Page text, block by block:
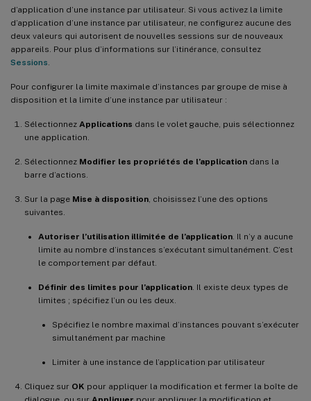
d’application d’une instance par utilisateur. Si vous activez la limite
d’application d’une instance par utilisateur, ne configurez aucune des
deux valeurs qui autorisent de nouvelles sessions sur de nouveaux
appareils. Pour plus d’informations sur l’itinérance, consultez
Sessions
Pour configurer la limite maximale d’instances par groupe de mise à
disposition et la limite d’une instance par utilisateur :
Sélectionnez Applications dans le volet gauche, puis sélectionnez
une application.
Sélectionnez Modifier les propriétés de l’application dans la
barre d’actions.
Sur la page Mise à disposition , choisissez l’une des options
suivantes.
Autoriser l’utilisation illimitée de l’application . Il n’y a aucune
limite au nombre d’instances s’exécutant simultanément. C’est
le comportement par défaut.
Définir des limites pour l’application . Il existe deux types de
limites ; spécifiez l’un ou les deux.
Spécifiez le nombre maximal d’instances pouvant s’exécuter
simultanément par machine
Limiter à une instance de l’application par utilisateur
Cliquez sur OK pour appliquer la modification et fermer la boîte de